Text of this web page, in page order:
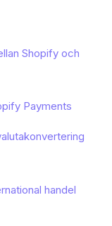
Shopify och
Payments
handel